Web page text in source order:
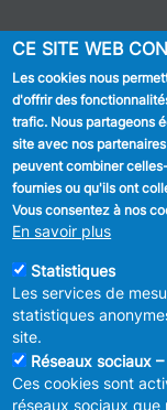
CE SITE WEB
Les cookies nous
d'offrir des
trafic. Nous partageons
site avec nos
peuvent combiner
fournies ou qu'ils ont
Vous consentez à nos
En savoir plus
Statistiques
Les services de
statistiques
site.
Réseaux sociaux
Ces cookies sont
réseaux sociaux que